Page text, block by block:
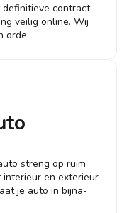
contract
veilig online. Wij
orde.
streng op ruim
en exterieur
je auto in bijna-